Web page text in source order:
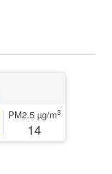
PM2.5 µg/m3
14